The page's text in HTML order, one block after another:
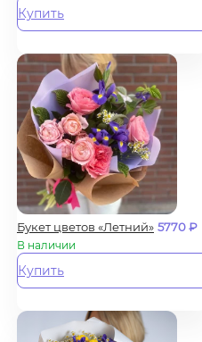
Купить
Букет цветов «Летний» 5770₽
В наличии
Купить